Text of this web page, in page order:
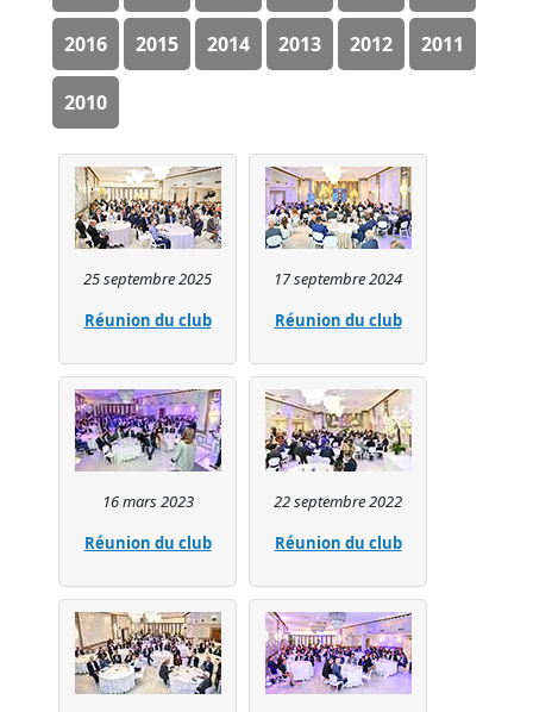
2016 2015 2014 2013 2012 2011
2010
25 septembre 2025
Réunion du club
17 septembre 2024
Réunion du club
16 mars 2023
Réunion du club
22 septembre 2022
Réunion du club